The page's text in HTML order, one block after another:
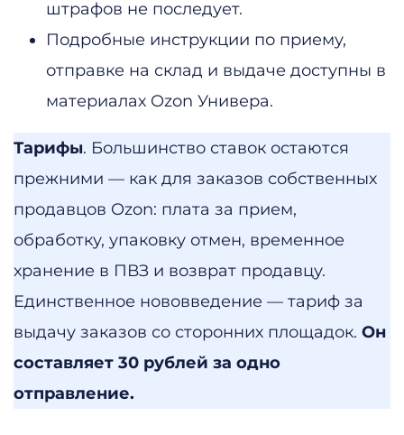
штрафов не последует.
Подробные инструкции по приему,
отправке на склад и выдаче доступны в
материалах Ozon Универа.
Тарифы. Большинство ставок остаются
прежними — как для заказов собственных
продавцов Ozon: плата за прием,
обработку, упаковку отмен, временное
хранение в ПВЗ и возврат продавцу.
Единственное нововведение — тариф за
выдачу заказов со сторонних площадок. Он
составляет 30 рублей за одно
отправление.